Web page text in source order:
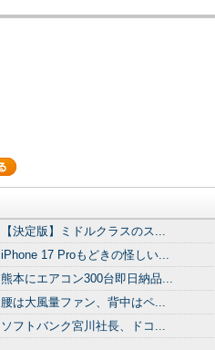
【決定版】ミドルクラスのス...
iPhone 17 Proもどきの怪しい...
熊本にエアコン300台即日納品...
腰は大風量ファン、背中はペ...
ソフトバンク宮川社長、ドコ...